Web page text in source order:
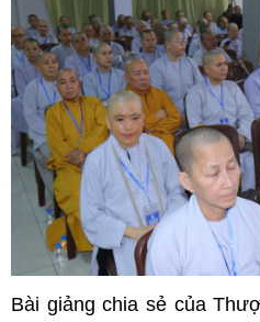
Bài giảng chia sẻ của